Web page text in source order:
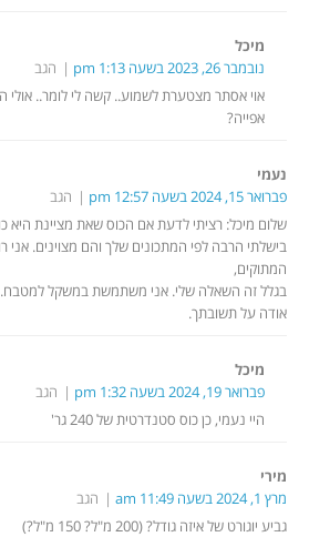
מיכל
נובמבר 26, 2023 בשעה 1:13 pm
הגב
אוי אסתר מצטערת לשמוע.. קשה לי לומר.. אולי
אפייה?
נעמי
פברואר 15, 2024 בשעה 12:57 pm
הגב
שלום מיכל: רציתי לדעת אם הכוס שאת מציינת היא כוס
בישלתי הרבה לפי המתכונים שלך והם מצוינים. אני
המתוקים,
בגלל זה השאלה שלי. אני משתמשת במשקל למטבח.
אודה על תשובתך.
מיכל
פברואר 19, 2024 בשעה 1:32 pm
הגב
היי נעמי, כן כוס סטנדרטית של 240 גר'
מירי
מרץ 1, 2024 בשעה 11:49 am
הגב
גביע יוגורט של איזה גודל? (200 מ"ל? 150 מ"ל?)